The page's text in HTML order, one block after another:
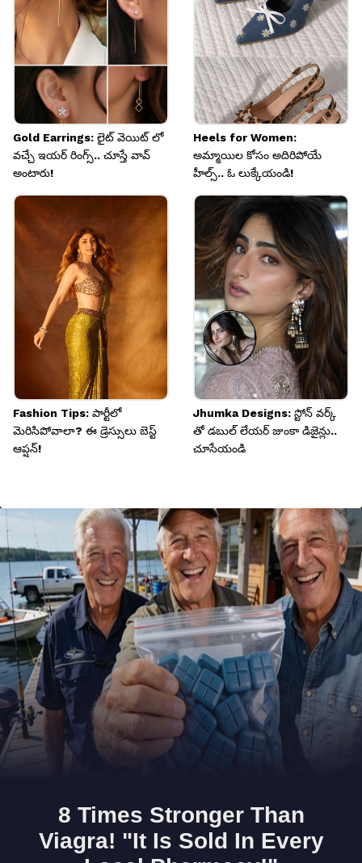
Gold Earrings: లైట్ వెయిట్ లో
వచ్చే ఇయర్ రింగ్స్.. చూస్తే వావ్
అంటారు!
Heels for Women:
అమ్మాయిల కోసం అదిరిపోయే
హీల్స్.. ఓ లుక్కేయండి!
Fashion Tips: పార్టీలో
మెరిసిపోవాలా? ఈ డ్రెస్సులు బెస్ట్
ఆప్షన్!
Jhumka Designs: స్టోన్ వర్క్
తో డబుల్ లేయర్ జుంకా డిజైన్లు..
చూసేయండి